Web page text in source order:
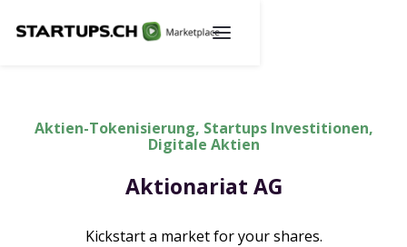
Aktien-Tokenisierung, Startups Investitionen,
Digitale Aktien
Aktionariat AG
Kickstart a market for your shares.